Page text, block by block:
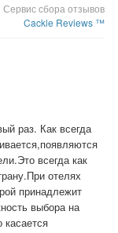
Сервис сбора отзывов
Cackle Reviews ™
раз. Как всегда
всегда как
отелях
принадлежит
выбора на